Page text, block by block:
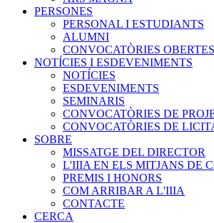
PERSONES
PERSONAL I ESTUDIANTS
ALUMNI
CONVOCATÒRIES OBERTES
NOTÍCIES I ESDEVENIMENTS
NOTÍCIES
ESDEVENIMENTS
SEMINARIS
CONVOCATÒRIES DE
CONVOCATÒRIES DE
SOBRE
MISSATGE DEL DIRECTOR
L'IIIA EN ELS MITJANS DE
PREMIS I HONORS
COM ARRIBAR A L'IIIA
CONTACTE
CERCA